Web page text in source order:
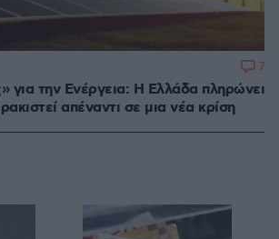
για την Ενέργεια: Η Ελλάδα πληρώνει
απέναντι σε μια νέα κρίση
7